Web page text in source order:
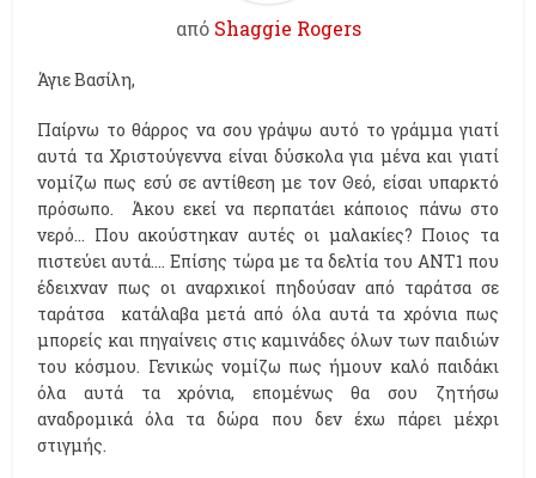
από Shaggie Rogers
Άγιε Βασίλη,
Παίρνω το θάρρος να σου γράψω αυτό το γράμμα γιατί
αυτά τα Χριστούγεννα είναι δύσκολα για μένα και γιατί
νομίζω πως εσύ σε αντίθεση με τον Θεό, είσαι υπαρκτό
πρόσωπο. Άκου εκεί να περπατάει κάποιος πάνω στο
νερό… Που ακούστηκαν αυτές οι μαλακίες? Ποιος τα
πιστεύει αυτά…. Επίσης τώρα με τα δελτία του ΑΝΤ1 που
έδειχναν πως οι αναρχικοί πηδούσαν από ταράτσα σε
ταράτσα κατάλαβα μετά από όλα αυτά τα χρόνια πως
μπορείς και πηγαίνεις στις καμινάδες όλων των παιδιών
του κόσμου. Γενικώς νομίζω πως ήμουν καλό παιδάκι
όλα αυτά τα χρόνια, επομένως θα σου ζητήσω
αναδρομικά όλα τα δώρα που δεν έχω πάρει μέχρι
στιγμής.